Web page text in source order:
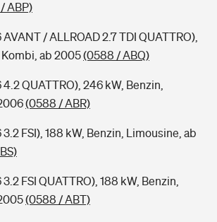
ABP)
/ ALLROAD 2.7 TDI QUATTRO),
Kombi, ab 2005(0588 / ABQ)
QUATTRO), 246 kW, Benzin,
(0588 / ABR)
FSI), 188 kW, Benzin, Limousine, ab
FSI QUATTRO), 188 kW, Benzin,
(0588 / ABT)